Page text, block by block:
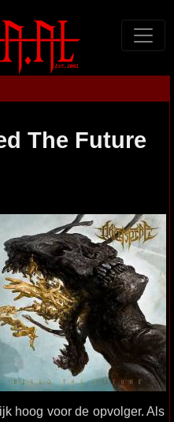
The Future
hoog voor de opvolger. Als